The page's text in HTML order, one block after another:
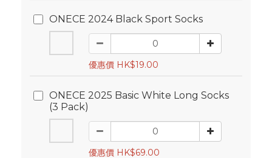
ONECE 2024 Black Sport Socks
優惠價 HK$19.00
ONECE 2025 Basic White Long Socks
(3 Pack)
優惠價 HK$69.00